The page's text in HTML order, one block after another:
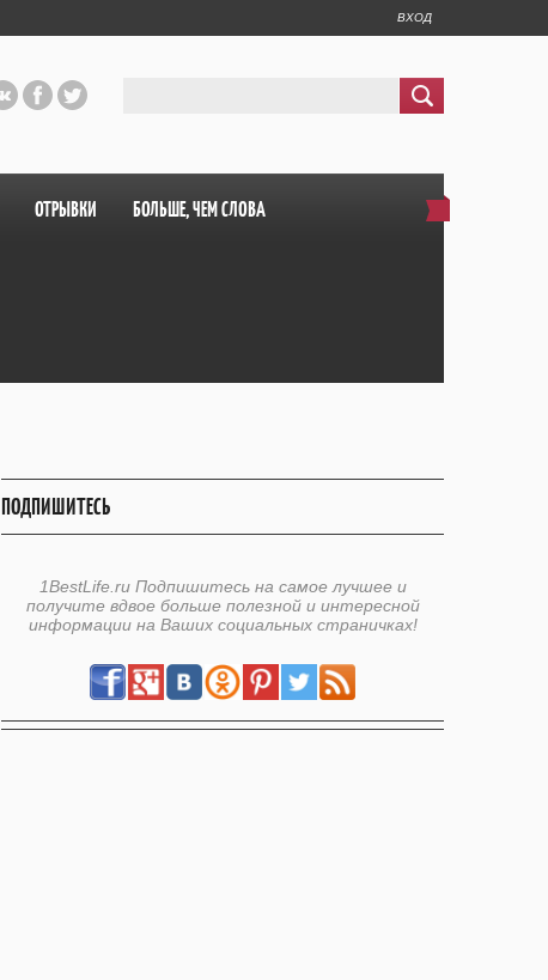
ВХОД
ОТРЫВКИ БОЛЬШЕ, ЧЕМ СЛОВА
ПОДПИШИТЕСЬ
1BestLife.ru Подпишитесь на самое лучшее и
получите вдвое больше полезной и интересной
информации на Ваших социальных страничках!